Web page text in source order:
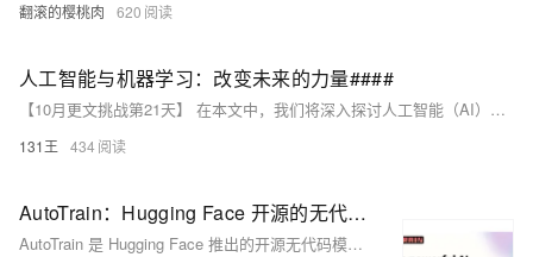
翻滚的樱桃肉 620
人工智能与机器学习：改变未来的力量####
【10月更文挑战第21天】 在本文中，我们将深入探讨人工智能（AI）和机器学习（ML）的基本概念、发展历程及其在未来可能带来的革命性变化。通过分析当前最前沿的技术和应用案例，揭示AI和ML如何正在重塑各行各业，并展望它们在未来十年的潜在影响。 ####
131王 434
AutoTrain：Hugging Face 开源的无代码模型训练平台
AutoTrain 是 Hugging Face 推出的开源无代码模型训练平台，旨在简化最先进模型的训练过程。用户无需编写代码，只需上传数据即可创建、微调和部署自己的 AI 模型。AutoTrain 支持多种机器学习任务，并提供自动化最佳实践，包括超参数调整、模型验证和分布式训练。